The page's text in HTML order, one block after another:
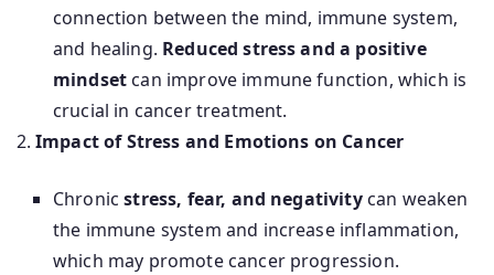
connection between the mind, immune system,
and healing. Reduced stress and a positive
mindset can improve immune function, which is
crucial in cancer treatment.
Impact of Stress and Emotions on Cancer
Chronicstress, fear, and negativitycan weaken
the immune system and increase inflammation,
which may promote cancer progression.